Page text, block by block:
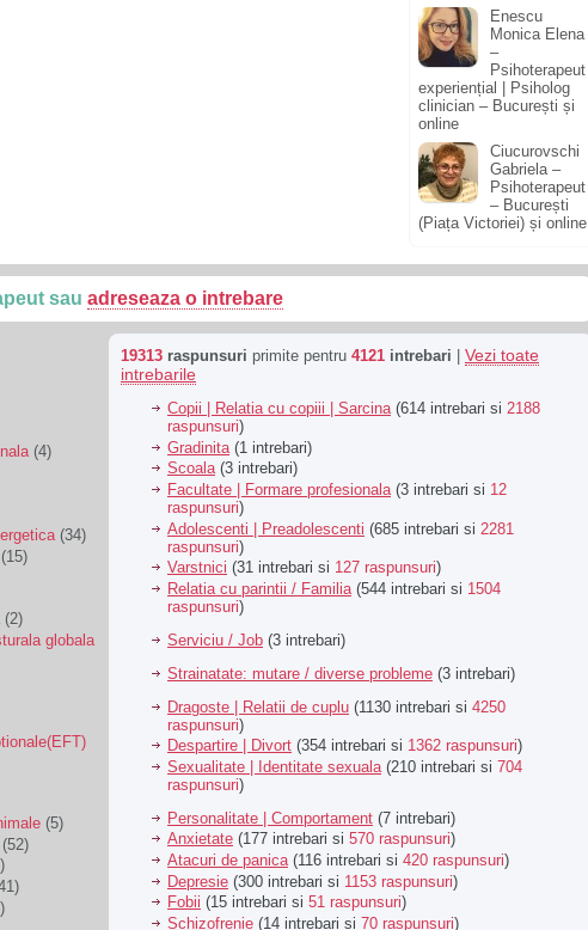
Enescu
Monica Elena
–
Psihoterapeut
experiențial | Psiholog
clinician – București și
online
Ciucurovschi
Gabriela –
Psihoterapeut
– București
(Piața Victoriei) și online
sau adreseaza o intrebare
(4)
(34)
(15)
(2)
globala
(5)
(52)
19313 raspunsuri primite pentru 4121 intrebari
Vezi toate
intrebarile
Copii | Relatia cu copiii | Sarcina(614 intrebari si 2188
raspunsuri)
Gradinita (1 intrebari)
Scoala(3 intrebari)
Facultate | Formare profesionala (3 intrebari si 12
raspunsuri)
Adolescenti | Preadolescenti (685 intrebari si 2281
raspunsuri)
Varstnici (31 intrebari si 127 raspunsuri)
Relatia cu parintii / Familia (544 intrebari si 1504
raspunsuri)
Serviciu / Job (3 intrebari)
Strainatate: mutare / diverse probleme (3 intrebari)
Dragoste | Relatii de cuplu (1130 intrebari si 4250
raspunsuri)
Despartire | Divort (354 intrebari si 1362 raspunsuri)
Sexualitate | Identitate sexuala (210 intrebari si 704
raspunsuri)
Personalitate | Comportament (7 intrebari)
Anxietate (177 intrebari si 570 raspunsuri)
Atacuri de panica(116 intrebari si 420 raspunsuri)
Depresie (300 intrebari si 1153 raspunsuri)
Fobii (15 intrebari si 51 raspunsuri)
Schizofrenie (14 intrebari si 70 raspunsuri)